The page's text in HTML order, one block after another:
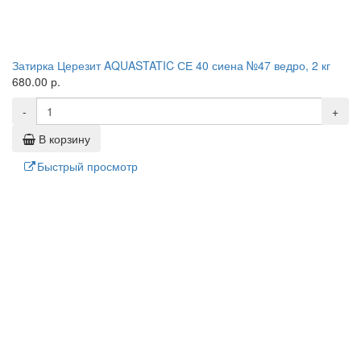
Затирка Церезит AQUASTATIC СЕ 40 сиена №47 ведро, 2 кг
680.00 р.
-
+
В корзину
Быстрый просмотр